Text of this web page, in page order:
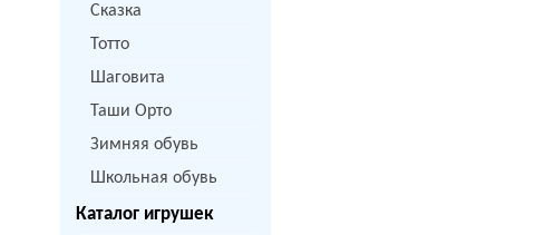
Сказка
Тотто
Шаговита
Таши Орто
Зимняя обувь
Школьная обувь
Каталог игрушек